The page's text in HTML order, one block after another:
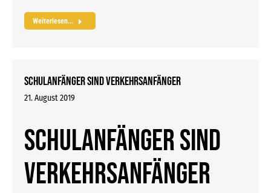
Weiterlesen...
Schulanfänger sind Verkehrsanfänger
21. August 2019
Schulanfänger sind
Verkehrsanfänger